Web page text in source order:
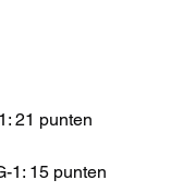
21 punten
1: 15 punten